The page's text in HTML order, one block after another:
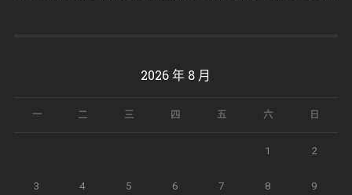
2026 年 8 月
一 二 三 四 五 六 日
1 2
3 4 5 6 7 8 9